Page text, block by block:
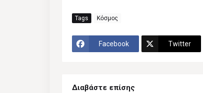
Tags Κόσμος
Facebook Twitter
Διαβάστε επίσης